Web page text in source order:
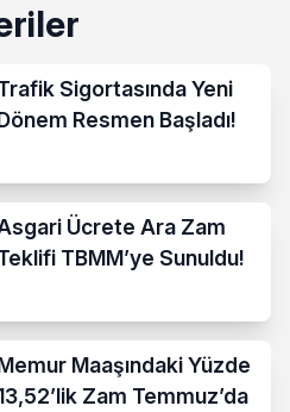
Sigortasında Yeni
Resmen Başladı!
Ücrete Ara Zam
TBMM’ye Sunuldu!
Maaşındaki Yüzde
Zam Temmuz’da